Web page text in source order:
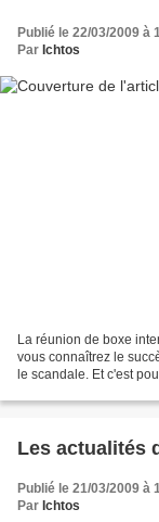
Publié le 22/03/2009 à
Par Ichtos
La réunion de boxe
vous connaîtrez le
le scandale. Et c'est
Les actualités
Publié le 21/03/2009 à
Par Ichtos